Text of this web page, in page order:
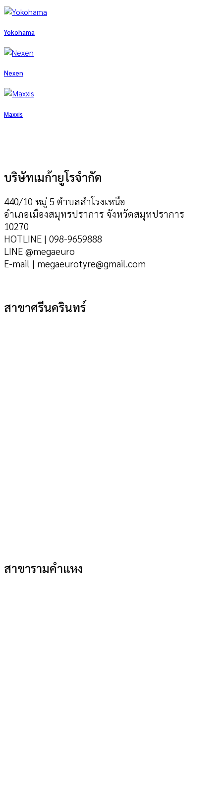
Yokohama
Nexen
Maxxis
บริษัทเมก้ายูโรจำกัด
440/10 หมู่ 5 ตำบลสำโรงเหนือ
อำเภอเมืองสมุทรปราการ จังหวัดสมุทปราการ
10270
HOTLINE | 098-9659888
LINE @megaeuro
E-mail | megaeurotyre@gmail.com
สาขาศรีนครินทร์
สาขารามคำแหง